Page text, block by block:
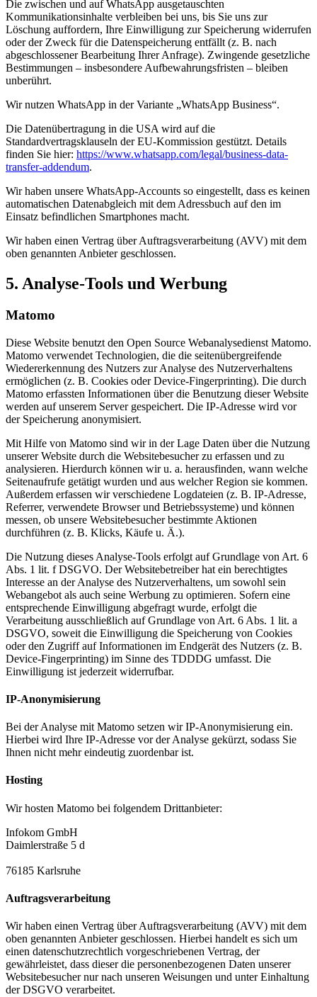
Die zwischen und auf WhatsApp ausgetauschten
Kommunikationsinhalte verbleiben bei uns, bis Sie uns zur
Löschung auffordern, Ihre Einwilligung zur Speicherung widerrufen
oder der Zweck für die Datenspeicherung entfällt (z. B. nach
abgeschlossener Bearbeitung Ihrer Anfrage). Zwingende gesetzliche
Bestimmungen – insbesondere Aufbewahrungsfristen – bleiben
unberührt.
Wir nutzen WhatsApp in der Variante „WhatsApp Business“.
Die Datenübertragung in die USA wird auf die
Standardvertragsklauseln der EU-Kommission gestützt. Details
finden Sie hier: https://www.whatsapp.com/legal/business-data-
transfer-addendum.
Wir haben unsere WhatsApp-Accounts so eingestellt, dass es keinen
automatischen Datenabgleich mit dem Adressbuch auf den im
Einsatz befindlichen Smartphones macht.
Wir haben einen Vertrag über Auftragsverarbeitung (AVV) mit dem
oben genannten Anbieter geschlossen.
5. Analyse-Tools und Werbung
Matomo
Diese Website benutzt den Open Source Webanalysedienst Matomo.
Matomo verwendet Technologien, die die seitenübergreifende
Wiedererkennung des Nutzers zur Analyse des Nutzerverhaltens
ermöglichen (z. B. Cookies oder Device-Fingerprinting). Die durch
Matomo erfassten Informationen über die Benutzung dieser Website
werden auf unserem Server gespeichert. Die IP-Adresse wird vor
der Speicherung anonymisiert.
Mit Hilfe von Matomo sind wir in der Lage Daten über die Nutzung
unserer Website durch die Websitebesucher zu erfassen und zu
analysieren. Hierdurch können wir u. a. herausfinden, wann welche
Seitenaufrufe getätigt wurden und aus welcher Region sie kommen.
Außerdem erfassen wir verschiedene Logdateien (z. B. IP-Adresse,
Referrer, verwendete Browser und Betriebssysteme) und können
messen, ob unsere Websitebesucher bestimmte Aktionen
durchführen (z. B. Klicks, Käufe u. Ä.).
Die Nutzung dieses Analyse-Tools erfolgt auf Grundlage von Art. 6
Abs. 1 lit. f DSGVO. Der Websitebetreiber hat ein berechtigtes
Interesse an der Analyse des Nutzerverhaltens, um sowohl sein
Webangebot als auch seine Werbung zu optimieren. Sofern eine
entsprechende Einwilligung abgefragt wurde, erfolgt die
Verarbeitung ausschließlich auf Grundlage von Art. 6 Abs. 1 lit. a
DSGVO, soweit die Einwilligung die Speicherung von Cookies
oder den Zugriff auf Informationen im Endgerät des Nutzers (z. B.
Device-Fingerprinting) im Sinne des TDDDG umfasst. Die
Einwilligung ist jederzeit widerrufbar.
IP-Anonymisierung
Bei der Analyse mit Matomo setzen wir IP-Anonymisierung ein.
Hierbei wird Ihre IP-Adresse vor der Analyse gekürzt, sodass Sie
Ihnen nicht mehr eindeutig zuordenbar ist.
Hosting
Wir hosten Matomo bei folgendem Drittanbieter:
Infokom GmbH
Daimlerstraße 5 d
76185 Karlsruhe
Auftragsverarbeitung
Wir haben einen Vertrag über Auftragsverarbeitung (AVV) mit dem
oben genannten Anbieter geschlossen. Hierbei handelt es sich um
einen datenschutzrechtlich vorgeschriebenen Vertrag, der
gewährleistet, dass dieser die personenbezogenen Daten unserer
Websitebesucher nur nach unseren Weisungen und unter Einhaltung
der DSGVO verarbeitet.